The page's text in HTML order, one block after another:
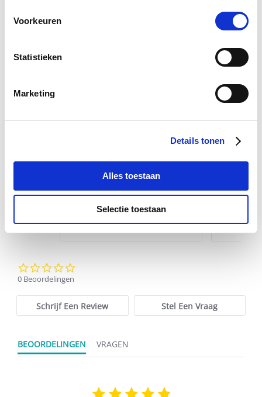
Voorkeuren
Statistieken
Marketing
Details tonen
Alles toestaan
Selectie toestaan
€ 21,99 € 17,59
Voeg toe aan winkeltas
0 Beoordelingen
Schrijf Een Review Stel Een Vraag
BEOORDELINGEN VRAGEN